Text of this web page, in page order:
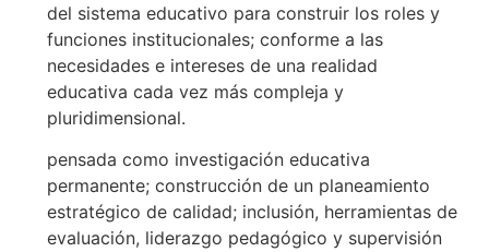
del sistema educativo para construir los roles y
funciones institucionales; conforme a las
necesidades e intereses de una realidad
educativa cada vez más compleja y
pluridimensional.
pensada como investigación educativa
permanente; construcción de un planeamiento
estratégico de calidad; inclusión, herramientas de
evaluación, liderazgo pedagógico y supervisión